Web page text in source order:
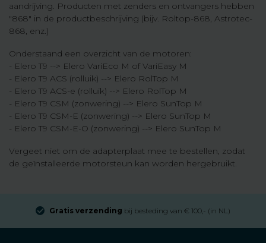
aandrijving. Producten met zenders en ontvangers hebben
"868" in de productbeschrijving (bijv. Roltop-868, Astrotec-
868, enz.)
Onderstaand een overzicht van de motoren:
- Elero T9 --> Elero VariEco M of VariEasy M
- Elero T9 ACS (rolluik) --> Elero RolTop M
- Elero T9 ACS-e (rolluik) --> Elero RolTop M
- Elero T9 CSM (zonwering) --> Elero SunTop M
- Elero T9 CSM-E (zonwering) --> Elero SunTop M
- Elero T9 CSM-E-O (zonwering) --> Elero SunTop M
Vergeet niet om de adapterplaat mee te bestellen, zodat
de geïnstalleerde motorsteun kan worden hergebruikt.
Gratis verzending bij besteding van € 100,- (in NL)